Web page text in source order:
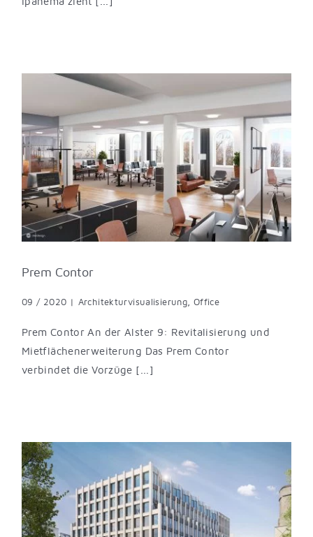
Prem Contor
09 / 2020 | Architekturvisualisierung, Office
Prem Contor An der Alster 9: Revitalisierung und
Mietflächenerweiterung Das Prem Contor
verbindet die Vorzüge [...]